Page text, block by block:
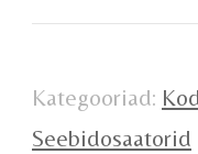
Kategooriad:
Seebidosaatorid